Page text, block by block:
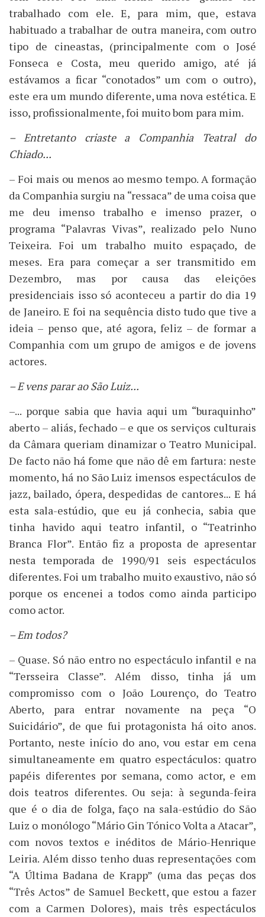
trabalhado com ele. E, para mim, que, estava
habituado a trabalhar de outra maneira, com outro
tipo de cineastas, (principalmente com o José
Fonseca e Costa, meu querido amigo, até já
estávamos a ficar “conotados” um com o outro),
este era um mundo diferente, uma nova estética. E
isso, profissionalmente, foi muito bom para mim.
– Entretanto criaste a Companhia Teatral do
Chiado...
– Foi mais ou menos ao mesmo tempo. A formação
da Companhia surgiu na “ressaca” de uma coisa que
me deu imenso trabalho e imenso prazer, o
programa “Palavras Vivas”, realizado pelo Nuno
Teixeira. Foi um trabalho muito espaçado, de
meses. Era para começar a ser transmitido em
Dezembro, mas por causa das eleições
presidenciais isso só aconteceu a partir do dia 19
de Janeiro. E foi na sequência disto tudo que tive a
ideia – penso que, até agora, feliz – de formar a
Companhia com um grupo de amigos e de jovens
actores.
– E vens parar ao São Luiz...
–... porque sabia que havia aqui um “buraquinho”
aberto – aliás, fechado – e que os serviços culturais
da Câmara queriam dinamizar o Teatro Municipal.
De facto não há fome que não dê em fartura: neste
momento, há no São Luiz imensos espectáculos de
jazz, bailado, ópera, despedidas de cantores... E há
esta sala-estúdio, que eu já conhecia, sabia que
tinha havido aqui teatro infantil, o “Teatrinho
Branca Flor”. Então fiz a proposta de apresentar
nesta temporada de 1990/91 seis espectáculos
diferentes. Foi um trabalho muito exaustivo, não só
porque os encenei a todos como ainda participo
como actor.
– Em todos?
– Quase. Só não entro no espectáculo infantil e na
“Tersseira Classe”. Além disso, tinha já um
compromisso com o João Lourenço, do Teatro
Aberto, para entrar novamente na peça “O
Suicidário”, de que fui protagonista há oito anos.
Portanto, neste início do ano, vou estar em cena
simultaneamente em quatro espectáculos: quatro
papéis diferentes por semana, como actor, e em
dois teatros diferentes. Ou seja: à segunda-feira
que é o dia de folga, faço na sala-estúdio do São
Luiz o monólogo “Mário Gin Tónico Volta a Atacar”,
com novos textos e inéditos de Mário-Henrique
Leiria. Além disso tenho duas representações com
“A Última Badana de Krapp” (uma das peças dos
“Três Actos” de Samuel Beckett, que estou a fazer
com a Carmen Dolores), mais três espectáculos